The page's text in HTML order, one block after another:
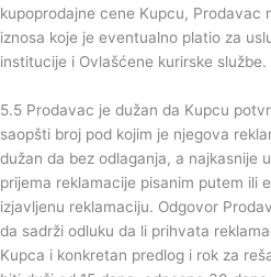
kupoprodajne cene Kupcu, Prodavac
iznosa koje je eventualno platio za
institucije i Ovlašćene kurirske službe.
5.5 Prodavac je dužan da Kupcu
saopšti broj pod kojim je njegova
dužan da bez odlaganja, a najkasnije
prijema reklamacije pisanim putem ili
izjavljenu reklamaciju. Odgovor
da sadrži odluku da li prihvata
Kupca i konkretan predlog i rok za